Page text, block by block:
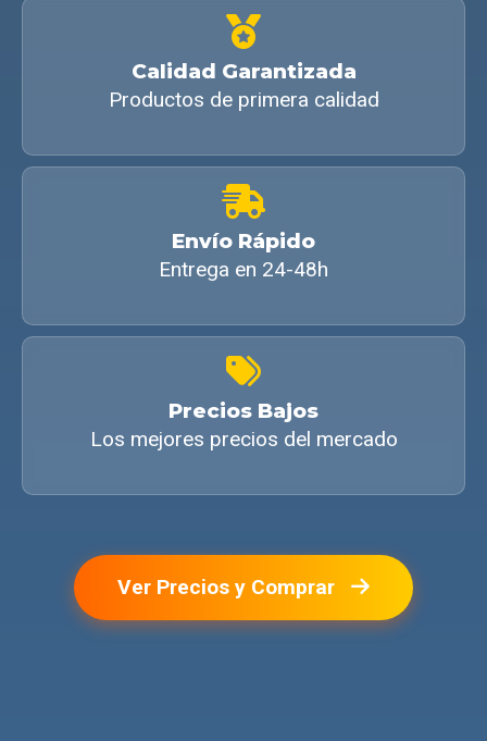
Calidad Garantizada
Productos de primera calidad
Envío Rápido
Entrega en 24-48h
Precios Bajos
Los mejores precios del mercado
Ver Precios y Comprar